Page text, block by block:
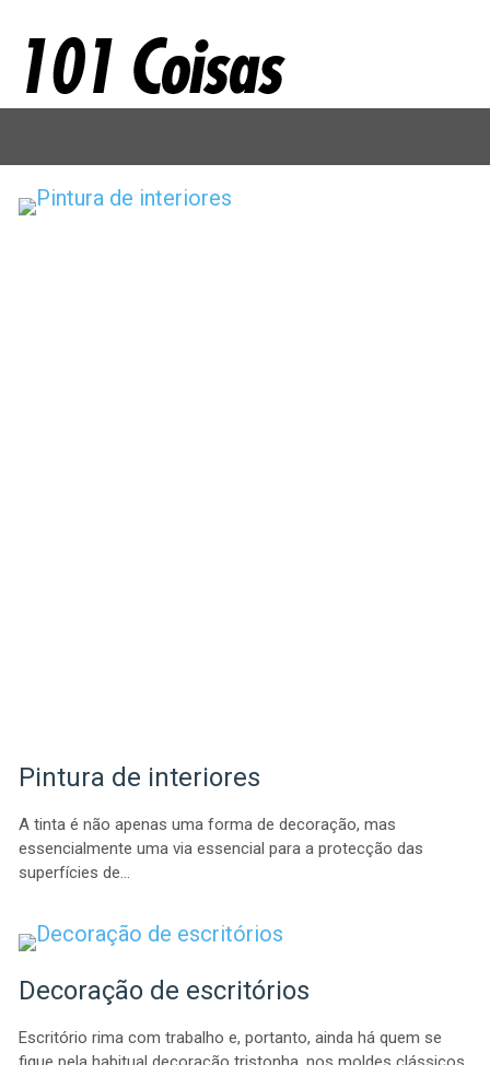
Pintura de interiores
A tinta é não apenas uma forma de decoração, mas
essencialmente uma via essencial para a protecção das
superfícies de…
Decoração de escritórios
Escritório rima com trabalho e, portanto, ainda há quem se